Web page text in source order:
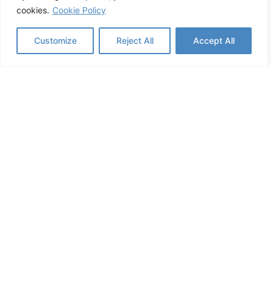
cookies. Cookie Policy
Customize Reject All Accept All